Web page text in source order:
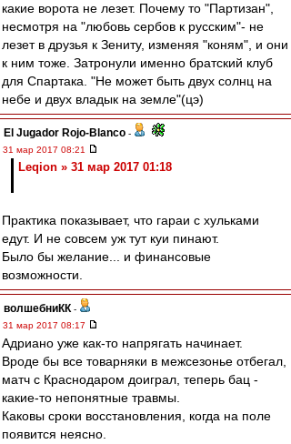
какие ворота не лезет. Почему то "Партизан",
несмотря на "любовь сербов к русским"- не
лезет в друзья к Зениту, изменяя "коням", и они
к ним тоже. Затронули именно братский клуб
для Спартака. "Не может быть двух солнц на
небе и двух владык на земле"(цэ)
El Jugador Rojo-Blanco -
31 мар 2017 08:21
Leqion » 31 мар 2017 01:18
Практика показывает, что гараи с хульками
едут. И не совсем уж тут куи пинают.
Было бы желание... и финансовые
возможности.
волшебниКК -
31 мар 2017 08:17
Адриано уже как-то напрягать начинает.
Вроде бы все товарняки в межсезонье отбегал,
матч с Краснодаром доиграл, теперь бац -
какие-то непонятные травмы.
Каковы сроки восстановления, когда на поле
появится неясно.